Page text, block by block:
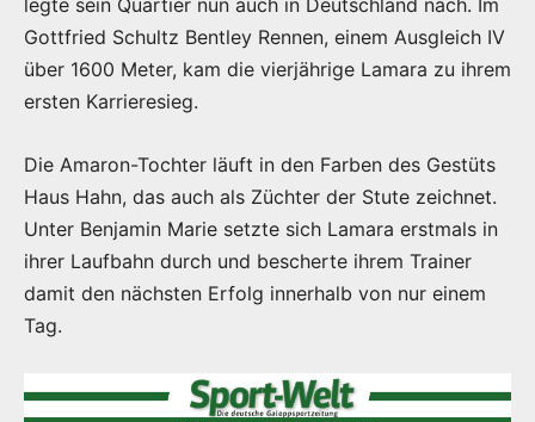
Gottfried Schultz Bentley Rennen, einem Ausgleich IV
über 1600 Meter, kam die vierjährige Lamara zu ihrem
ersten Karrieresieg.
Die Amaron-Tochter läuft in den Farben des Gestüts
Haus Hahn, das auch als Züchter der Stute zeichnet.
Unter Benjamin Marie setzte sich Lamara erstmals in
ihrer Laufbahn durch und bescherte ihrem Trainer
damit den nächsten Erfolg innerhalb von nur einem
Tag.